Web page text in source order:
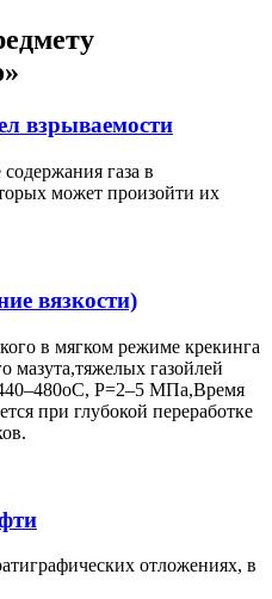
взрываемости
газа в
может произойти их
вязкости)
в мягком режиме крекинга
мазута,тяжелых газойлей
Р=2–5 МПа,Время
при глубокой переработке
отложениях, в